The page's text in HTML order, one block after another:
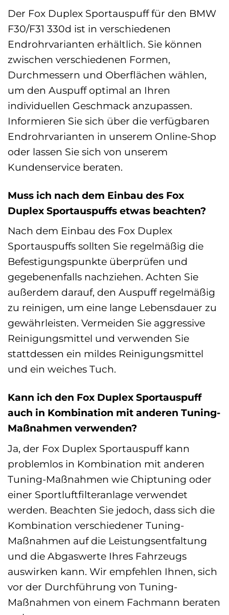
Der Fox Duplex Sportauspuff für den BMW
F30/F31 330d ist in verschiedenen
Endrohrvarianten erhältlich. Sie können
zwischen verschiedenen Formen,
Durchmessern und Oberflächen wählen,
um den Auspuff optimal an Ihren
individuellen Geschmack anzupassen.
Informieren Sie sich über die verfügbaren
Endrohrvarianten in unserem Online-Shop
oder lassen Sie sich von unserem
Kundenservice beraten.
Muss ich nach dem Einbau des Fox
Duplex Sportauspuffs etwas beachten?
Nach dem Einbau des Fox Duplex
Sportauspuffs sollten Sie regelmäßig die
Befestigungspunkte überprüfen und
gegebenenfalls nachziehen. Achten Sie
außerdem darauf, den Auspuff regelmäßig
zu reinigen, um eine lange Lebensdauer zu
gewährleisten. Vermeiden Sie aggressive
Reinigungsmittel und verwenden Sie
stattdessen ein mildes Reinigungsmittel
und ein weiches Tuch.
Kann ich den Fox Duplex Sportauspuff
auch in Kombination mit anderen Tuning-
Maßnahmen verwenden?
Ja, der Fox Duplex Sportauspuff kann
problemlos in Kombination mit anderen
Tuning-Maßnahmen wie Chiptuning oder
einer Sportluftfilteranlage verwendet
werden. Beachten Sie jedoch, dass sich die
Kombination verschiedener Tuning-
Maßnahmen auf die Leistungsentfaltung
und die Abgaswerte Ihres Fahrzeugs
auswirken kann. Wir empfehlen Ihnen, sich
vor der Durchführung von Tuning-
Maßnahmen von einem Fachmann beraten